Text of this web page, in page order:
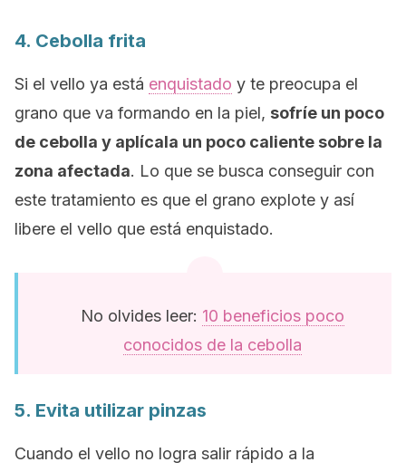
4. Cebolla frita
Si el vello ya está enquistado y te preocupa el
grano que va formando en la piel, sofríe un poco
de cebolla y aplícala un poco caliente sobre la
zona afectada. Lo que se busca conseguir con
este tratamiento es que el grano explote y así
libere el vello que está enquistado.
No olvides leer: 10 beneficios poco
conocidos de la cebolla
5. Evita utilizar pinzas
Cuando el vello no logra salir rápido a la